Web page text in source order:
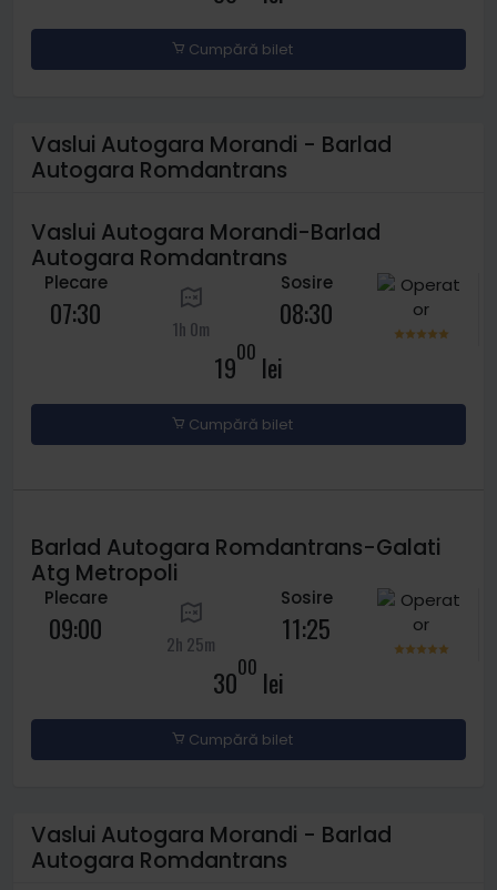
Cumpără bilet
Vaslui Autogara Morandi - Barlad
Autogara Romdantrans
Vaslui Autogara Morandi-Barlad
Autogara Romdantrans
Plecare
07:30 1h 0m
Sosire
08:30
1900 lei
Cumpără bilet
Barlad Autogara Romdantrans-Galati
Atg Metropoli
Plecare
09:00 2h 25m
Sosire
11:25
3000 lei
Cumpără bilet
Vaslui Autogara Morandi - Barlad
Autogara Romdantrans